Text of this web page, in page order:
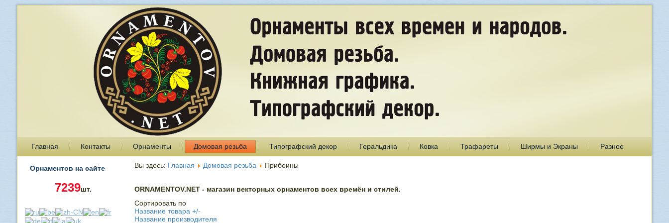
Главная Контакты Орнаменты Домовая резьба Типографский декор Геральдика Ковка Трафареты Ширмы и Экраны Разное
Орнаментов на сайте
7239шт.
Вы здесь: Главная Домовая резьба Прибоины
ORNAMENTOV.NET - магазин векторных орнаментов всех времён и стилей.
Сортировать по
Название товара +/-
Название производителя